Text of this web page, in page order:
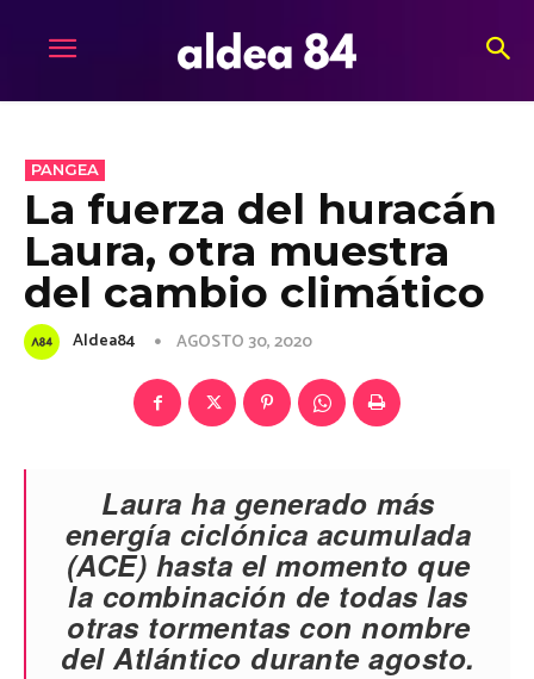
PANGEA
La fuerza del huracán
Laura, otra muestra
del cambio climático
Aldea84 AGOSTO 30, 2020
Laura ha generado más
energía ciclónica acumulada
(ACE) hasta el momento que
la combinación de todas las
otras tormentas con nombre
del Atlántico durante agosto.